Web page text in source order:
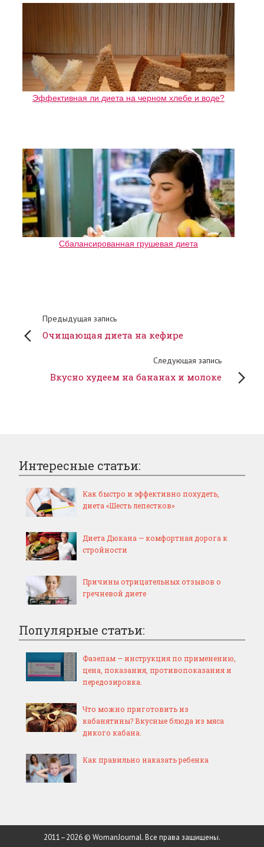
Эффективная ли диета на черном хлебе и воде?
Сбалансированная грушевая диета
Предыдущая запись
Очищающая диета на кефире
Следующая запись
Вкусно худеем на бананах и молоке
Интересные статьи:
Как быстро и эффективно похудеть,
диета «Шесть лепестков»
Диета Дюкана — комфортная дорога к
стройности
Причины отрицательных отзывов о
гречневой диете
Популярные статьи:
Фазепам — инструкция по применению,
цена, показания, противопоказания и
передозировка.
Что можно приготовить из
кабанятины? Вкусные блюда из мяса
дикого кабана.
Как правильно наказать ребенка
2011–2026 © WomanJournal. Все права защищены.